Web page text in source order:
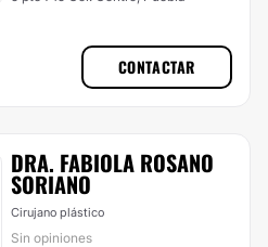
CONTACTAR
DRA. FABIOLA ROSANO
SORIANO
Cirujano plástico
Sin opiniones